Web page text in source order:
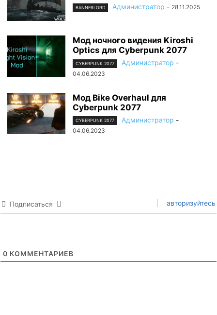
BANNERLORD Администратор - 28.11.2025
Мод ночного видения Kiroshi
Optics для Cyberpunk 2077
CYBERPUNK 2077 Администратор -
04.06.2023
Мод Bike Overhaul для
Cyberpunk 2077
CYBERPUNK 2077 Администратор -
04.06.2023
Подписаться авторизуйтесь
0 КОММЕНТАРИЕВ